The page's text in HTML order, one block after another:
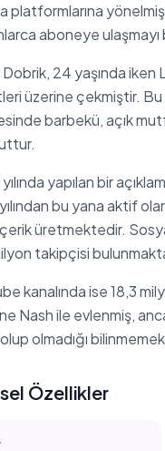
platformlarına
aboneye ulaşmayı
24 yaşında iken
üzerine çekmiştir. Bu
barbekü, açık
yapılan bir
bu yana aktif
üretmektedir.
takipçisi
kanalında ise 18,3
Nash ile evlenmiş,
olmadığı
Özellikler